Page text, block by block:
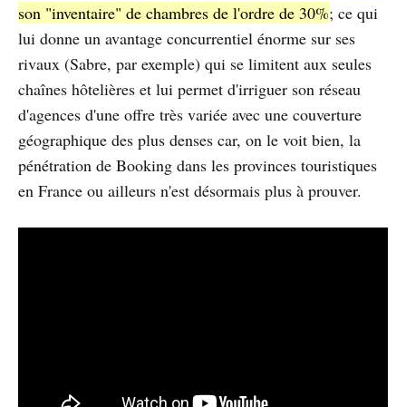
son "inventaire" de chambres de l'ordre de 30%; ce qui
lui donne un avantage concurrentiel énorme sur ses
rivaux (Sabre, par exemple) qui se limitent aux seules
chaînes hôtelières et lui permet d'irriguer son réseau
d'agences d'une offre très variée avec une couverture
géographique des plus denses car, on le voit bien, la
pénétration de Booking dans les provinces touristiques
en France ou ailleurs n'est désormais plus à prouver.